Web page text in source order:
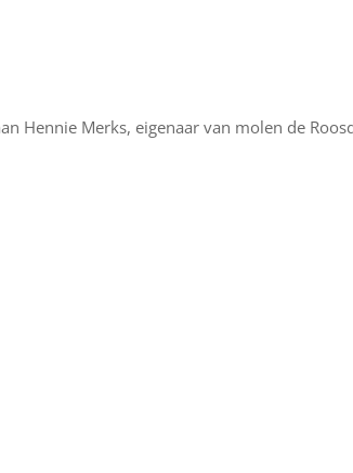
Hennie Merks, eigenaar van molen de